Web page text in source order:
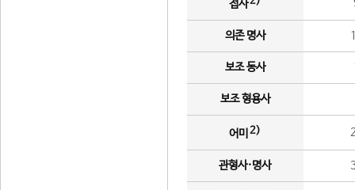
접사
의존 명사
보조 동사
보조 형용사
어미 2)
관형사·명사